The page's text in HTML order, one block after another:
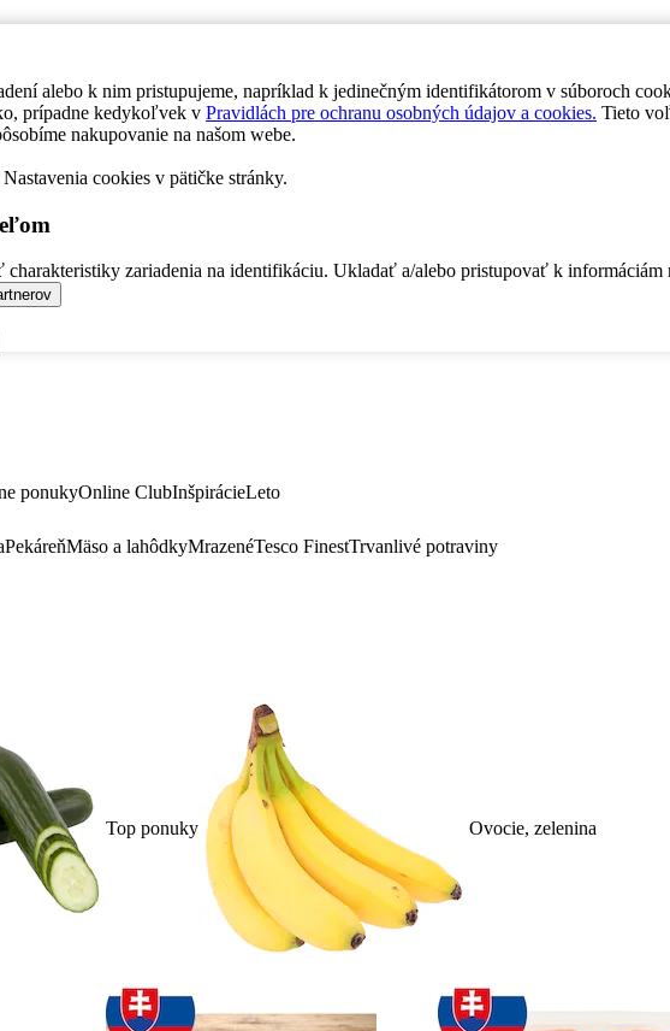
alebo k nim pristupujeme, napríklad k jedinečným identifikátorom v súboroch
prípadne kedykoľvek v Pravidlách pre ochranu osobných údajov a cookies. Tieto
nakupovanie na našom webe.
cookies v pätičke stránky.
zariadenia na identifikáciu. Ukladať a/alebo pristupovať k informáciám
ponukyOnline ClubInšpirácieLeto
PekáreňMäso a lahôdkyMrazenéTesco FinestTrvanlivé potraviny
Top ponuky Ovocie, zelenina